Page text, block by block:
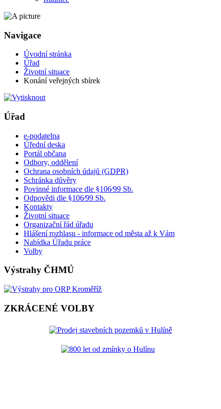
Navigace
Úvodní stránka
Úřad
Životní situace
Konání veřejných sbírek
Úřad
e-podatelna
Úřední deska
Portál občana
Odbory, oddělení
Ochrana osobních údajů (GDPR)
Schránka důvěry
Povinné informace dle §106⁄99 Sb.
Odpovědi dle §106⁄99 Sb.
Kontakty
Životní situace
Organizační řád úřadu
Hlášení rozhlasu - informace od města až k Vám
Nabídka Úřadu práce
Volby
Výstrahy ČHMÚ
ZKRÁCENÉ VOLBY